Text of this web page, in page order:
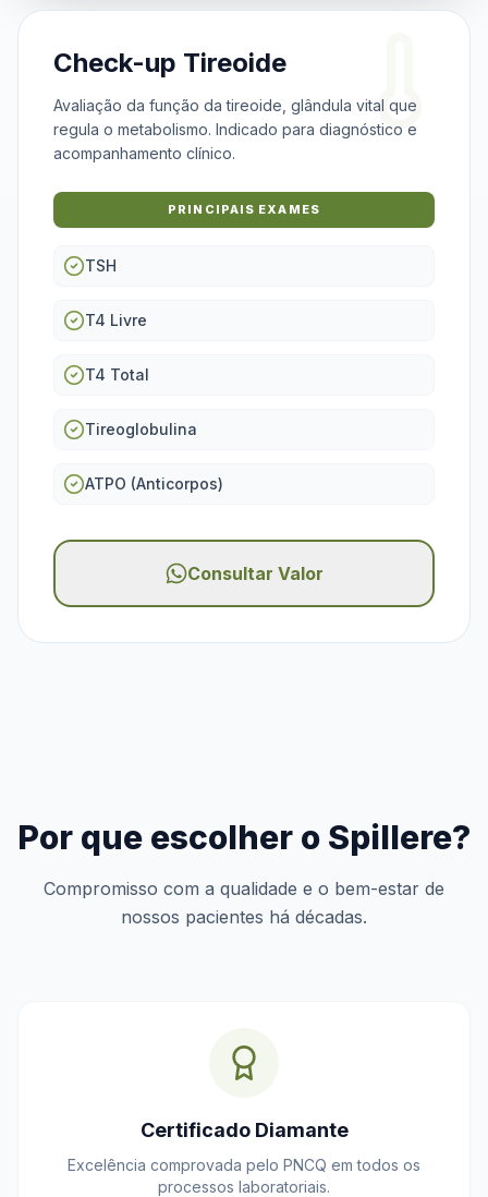
Check-up Tireoide
Avaliação da função da tireoide, glândula vital que
regula o metabolismo. Indicado para diagnóstico e
acompanhamento clínico.
PRINCIPAIS EXAMES
TSH
T4 Livre
T4 Total
Tireoglobulina
ATPO (Anticorpos)
Consultar Valor
Por que escolher o Spillere?
Compromisso com a qualidade e o bem-estar de
nossos pacientes há décadas.
Certificado Diamante
Excelência comprovada pelo PNCQ em todos os
processos laboratoriais.